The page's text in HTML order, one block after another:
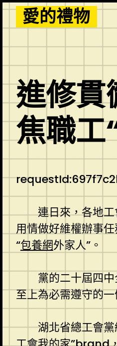
Skip
to
content
愛的禮物
進修貫
焦職工
連日來，各地
用情做好維權辦事
“包養網外家人”。
黨的二十屆四
至上為必需遵守的
湖北省總工會